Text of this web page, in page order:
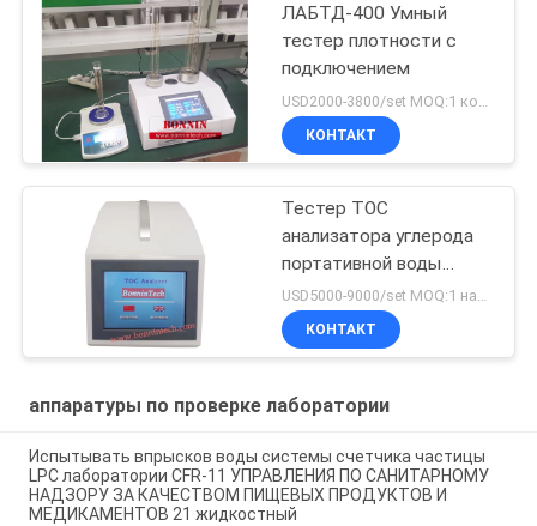
ЛАБТД-400 Умный
тестер плотности с
подключением
КОНТАКТ
Тестер TOC
анализатора углерода
портативной воды
впрыски TA-2.0 онлайн
автономный полный
органический
USD5000-9000/set MOQ:1 набор
КОНТАКТ
аппаратуры по проверке лаборатории
Испытывать впрысков воды системы счетчика частицы
LPC лаборатории CFR-11 УПРАВЛЕНИЯ ПО САНИТАРНОМУ
НАДЗОРУ ЗА КАЧЕСТВОМ ПИЩЕВЫХ ПРОДУКТОВ И
МЕДИКАМЕНТОВ 21 жидкостный